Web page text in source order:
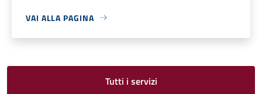
VAI ALLA PAGINA
Tutti i servizi